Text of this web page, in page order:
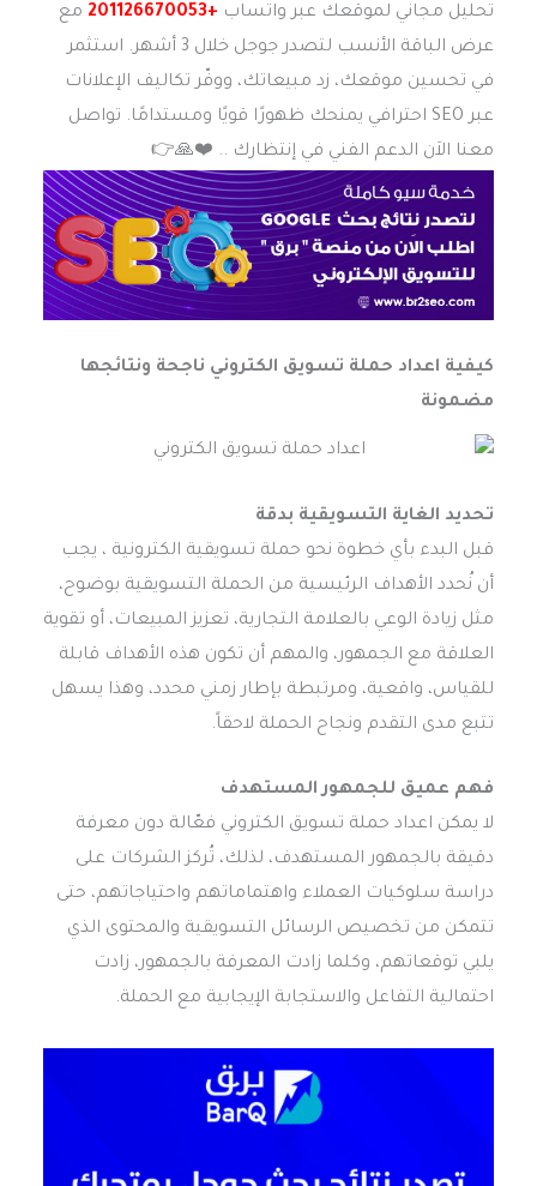
تحليل مجاني لموقعك عبر واتساب +201126670053
مع
عرض الباقة الأنسب لتصدر جوجل خلال 3 أشهر. استثمر
في تحسين موقعك، زد مبيعاتك، ووفّر تكاليف الإعلانات
عبر SEO احترافي يمنحك ظهورًا قويًا ومستدامًا. تواصل
معنا الاَن الدعم الفني في إنتظارك .. ❤️️🙏👉
كيفية اعداد حملة تسويق الكتروني ناجحة ونتائجها
مضمونة
تحديد الغاية التسويقية بدقة
قبل البدء بأي خطوة نحو حملة تسويقية الكترونية ، يجب
أن نُحدد الأهداف الرئيسية من الحملة التسويقية بوضوح،
مثل زيادة الوعي بالعلامة التجارية، تعزيز المبيعات، أو تقوية
العلاقة مع الجمهور، والمهم أن تكون هذه الأهداف قابلة
للقياس، واقعية، ومرتبطة بإطار زمني محدد، وهذا يسهل
تتبع مدى التقدم ونجاح الحملة لاحقاً.
فهم عميق للجمهور المستهدف
لا يمكن اعداد حملة تسويق الكتروني فعّالة دون معرفة
دقيقة بالجمهور المستهدف، لذلك، تُركز الشركات على
دراسة سلوكيات العملاء واهتماماتهم واحتياجاتهم، حتى
تتمكن من تخصيص الرسائل التسويقية والمحتوى الذي
يلبي توقعاتهم، وكلما زادت المعرفة بالجمهور، زادت
احتمالية التفاعل والاستجابة الإيجابية مع الحملة.